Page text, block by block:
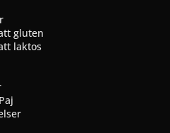
gluten
laktos